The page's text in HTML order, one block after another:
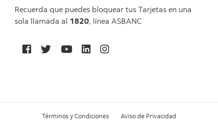
Recuerda que puedes bloquear tus Tarjetas en una
sola llamada al 1820, línea ASBANC
Términos y Condiciones Aviso de Privacidad